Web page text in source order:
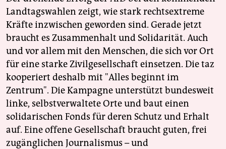
Landtagswahlen zeigt, wie stark rechtsextreme
Kräfte inzwischen geworden sind. Gerade jetzt
braucht es Zusammenhalt und Solidarität. Auch
und vor allem mit den Menschen, die sich vor Ort
für eine starke Zivilgesellschaft einsetzen. Die taz
kooperiert deshalb mit "Alles beginnt im
Zentrum". Die Kampagne unterstützt bundesweit
linke, selbstverwaltete Orte und baut einen
solidarischen Fonds für deren Schutz und Erhalt
auf. Eine offene Gesellschaft braucht guten, frei
zugänglichen Journalismus – und